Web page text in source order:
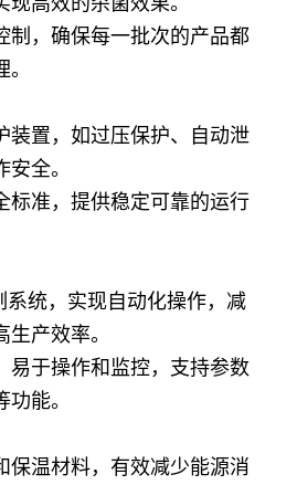
制，确保每一批次的产品都
装置，如过压保护、自动泄
全。
标准，提供稳定可靠的运行
系统，实现自动化操作，减
产效率。
易于操作和监控，支持参数
能。
保温材料，有效减少能源消